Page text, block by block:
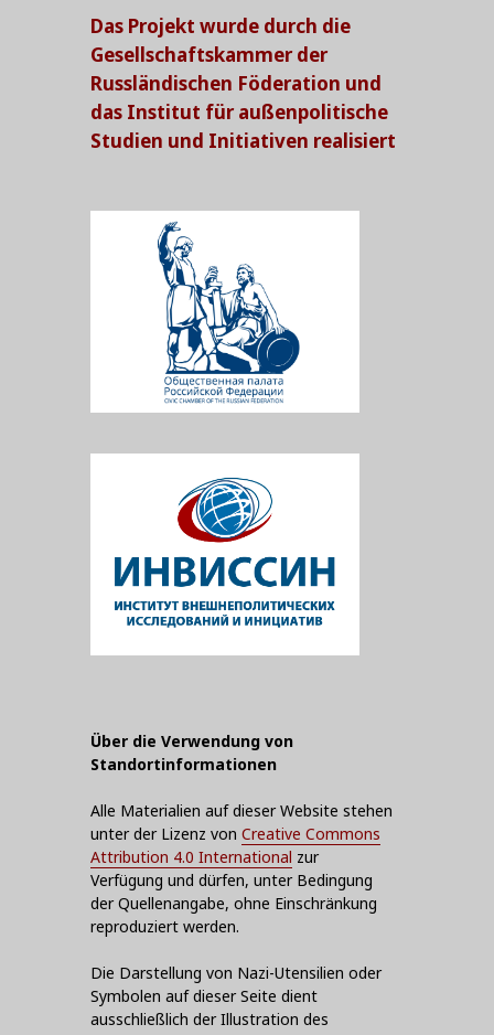
Über die Verwendung von
Standortinformationen
Alle Materialien auf dieser Website stehen
unter der Lizenz von Creative Commons
Attribution 4.0 International zur
Verfügung und dürfen, unter Bedingung
der Quellenangabe, ohne Einschränkung
reproduziert werden.
Die Darstellung von Nazi-Utensilien oder
Symbolen auf dieser Seite dient
ausschließlich der Illustration des
Das Projekt wurde durch die
Gesellschaftskammer der
Russländischen Föderation und
das Institut für außenpolitische
Studien und Initiativen realisiert